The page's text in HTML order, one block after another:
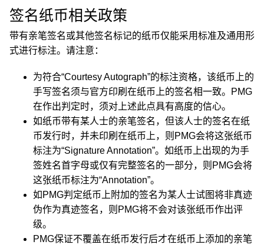
签名纸币相关政策
带有亲笔签名或其他签名标记的纸币仅能采用标准及通用形
式进行标注。请注意：
为符合“Courtesy Autograph”的标注资格，该纸币上的
手写签名须与官方印刷在纸币上的签名相一致。PMG
在作出判定时，须对上述此点具有高度的信心。
如纸币带有某人士的亲笔签名，但该人士的签名在纸
币发行时，并未印刷在纸币上，则PMG会将这张纸币
标注为“Signature Annotation”。如纸币上出现的为手
签姓名首字母或仅有完整签名的一部分，则PMG会将
这张纸币标注为“Annotation”。
如PMG判定纸币上附加的签名为某人士试图将非真迹
伪作为真迹签名，则PMG将不会对该张纸币作出评
级。
PMG保证不覆盖在纸币发行后才在纸币上添加的亲笔